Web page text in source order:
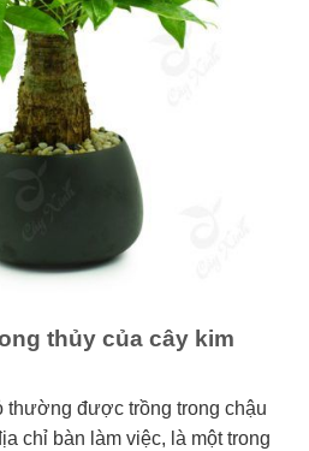
thủy của cây kim
thường được trồng trong chậu
chỉ bàn làm việc, là một trong